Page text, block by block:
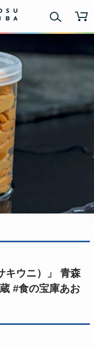
キウニ）」 青森
#食の宝庫あお